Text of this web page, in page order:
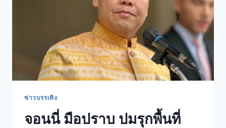
ข่าวบรรเทิง
จอนนี่ มือปราบ ปมรุกพื้นที่